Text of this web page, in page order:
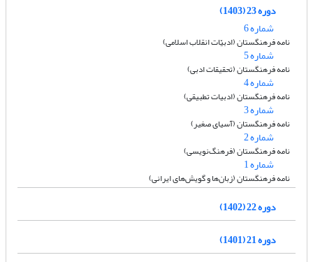
دوره 23 (1403)
شماره 6
نامه فرهنگستان (ادبیّات انقلاب اسلامی)
شماره 5
نامه فرهنگستان (تحقیقات ادبی)
شماره 4
نامه فرهنگستان (ادبیات تطبیقی)
شماره 3
نامه فرهنگستان (آسیای صغیر)
شماره 2
نامه فرهنگستان (فرهنگ‌نویسی)
شماره 1
نامه فرهنگستان (زبان‌ها و گویش‌های ایرانی)
دوره 22 (1402)
دوره 21 (1401)